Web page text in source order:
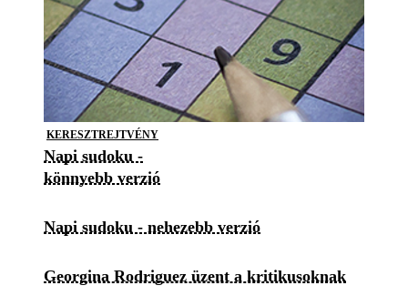
KERESZTREJTVÉNY
Napi sudoku -
könnyebb verzió
Napi sudoku - nehezebb verzió
Georgina Rodriguez üzent a kritikusoknak